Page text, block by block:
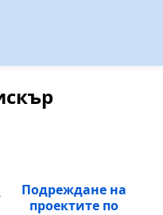
Подреждане на
проектите по